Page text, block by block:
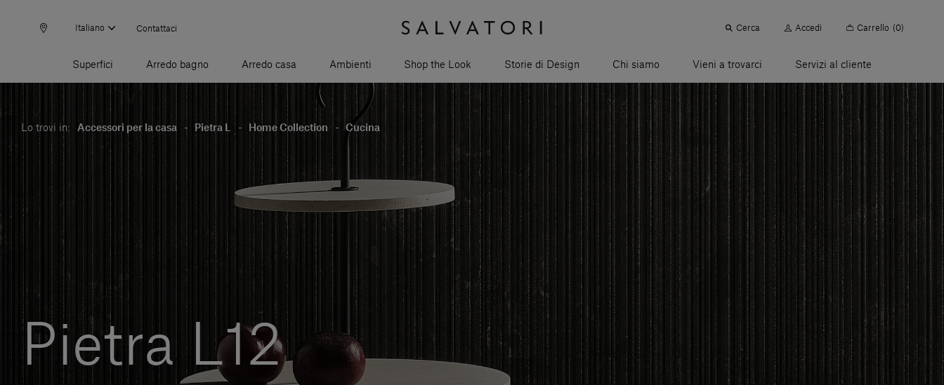
Italiano Contattaci Cerca Accedi Carrello (0)
Superfici Arredo bagno Arredo casa Ambienti Shop the Look Storie di Design Chi siamo Vieni a trovarci Servizi al cliente
Lo trovi in: Accessori per la casa - Pietra L - Home Collection - Cucina
Pietra L12